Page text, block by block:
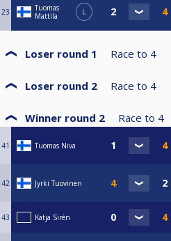
23
Tuomas
Mattila
L
Loser round 1 Race to 4
Loser round 2 Race to 4
Winner round 2 Race to 4
41 Tuomas Niva
42 Jyrki Tuovinen
43 Katja Sirén